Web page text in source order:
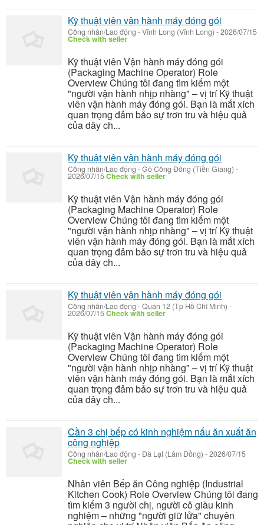
Kỹ thuật viên vận hành máy đóng gói
Công nhân/Lao động -Vĩnh Long (Vĩnh Long) -2026/07/15
Check with seller
Kỹ thuật viên Vận hành máy đóng gói
(Packaging Machine Operator) Role
Overview Chúng tôi đang tìm kiếm một
"người vận hành nhịp nhàng" – vị trí Kỹ thuật
viên vận hành máy đóng gói. Bạn là mắt xích
quan trọng đảm bảo sự trơn tru và hiệu quả
của dây ch...
Kỹ thuật viên vận hành máy đóng gói
Công nhân/Lao động -Gò Công Đông (Tiền Giang) -
2026/07/15Check with seller
Kỹ thuật viên Vận hành máy đóng gói
(Packaging Machine Operator) Role
Overview Chúng tôi đang tìm kiếm một
"người vận hành nhịp nhàng" – vị trí Kỹ thuật
viên vận hành máy đóng gói. Bạn là mắt xích
quan trọng đảm bảo sự trơn tru và hiệu quả
của dây ch...
Kỹ thuật viên vận hành máy đóng gói
Công nhân/Lao động -Quận 12 (Tp Hồ Chí Minh) -
2026/07/15Check with seller
Kỹ thuật viên Vận hành máy đóng gói
(Packaging Machine Operator) Role
Overview Chúng tôi đang tìm kiếm một
"người vận hành nhịp nhàng" – vị trí Kỹ thuật
viên vận hành máy đóng gói. Bạn là mắt xích
quan trọng đảm bảo sự trơn tru và hiệu quả
của dây ch...
Cần 3 chị bếp có kinh nghiệm nấu ăn xuất ăn
công nghiệp
Công nhân/Lao động -Đà Lạt (Lâm Đồng) -2026/07/15
Check with seller
Nhân viên Bếp ăn Công nghiệp (Industrial
Kitchen Cook) Role Overview Chúng tôi đang
tìm kiếm 3 người chị, người cô giàu kinh
nghiệm – những "người giữ lửa" chuyên